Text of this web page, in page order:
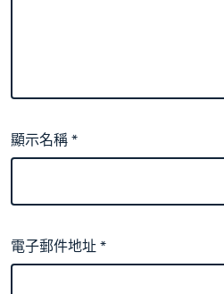
顯示名稱*
電子郵件地址*